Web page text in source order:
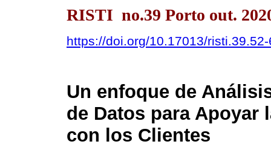
RISTI no.39 Porto out.
https://doi.org/10.17013/
Un enfoque de
de Datos para Apoyar
con los Clientes